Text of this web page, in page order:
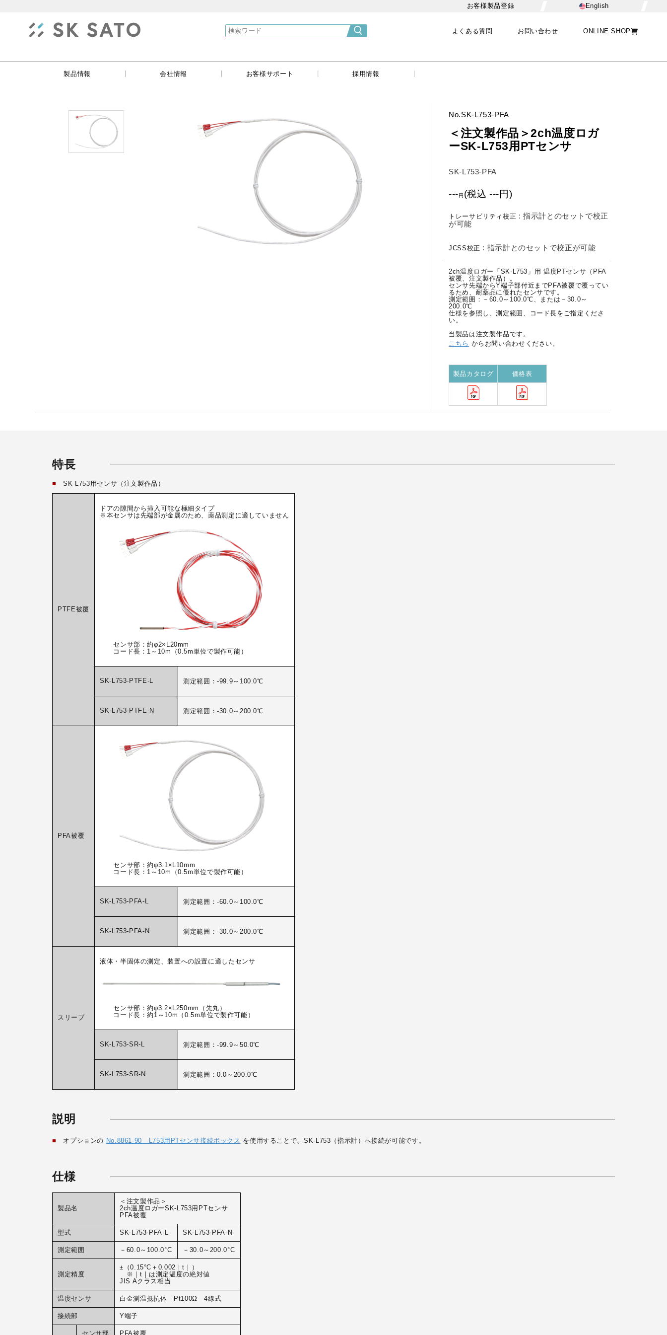
お客様製品登録 English
} よくある質問 お問い合わせ ONLINE SHOP
製品情報 会社情報 お客様サポート 採用情報
No.SK-L753-PFA
＜注文製作品＞2ch温度ロガ
ーSK-L753用PTセンサ
SK-L753-PFA
---円 (税込 ---円)
トレーサビリティ校正 :指示計とのセットで校正
が可能
JCSS校正 : 指示計とのセットで校正が可能
2ch温度ロガー「SK-L753」用 温度PTセンサ（PFA
被覆、注文製作品）。
センサ先端からY端子部付近までPFA被覆で覆ってい
るため、耐薬品に優れたセンサです。
測定範囲：－60.0～100.0℃、または－30.0～
200.0℃
仕様を参照し、測定範囲、コード長をご指定くださ
い。
当製品は注文製作品です。
こちら からお問い合わせください。
製品カタログ 価格表
特長
■ SK-L753用センサ（注文製作品）
PTFE被覆
ドアの隙間から挿入可能な極細タイプ
※本センサは先端部が金属のため、薬品測定に適していません
センサ部：約φ2×L20mm
コード長：1～10m（0.5m単位で製作可能）
SK-L753-PTFE-L 測定範囲：-99.9～100.0℃
SK-L753-PTFE-N 測定範囲：-30.0～200.0℃
PFA被覆
センサ部：約φ3.1×L10mm
コード長：1～10m（0.5m単位で製作可能）
SK-L753-PFA-L 測定範囲：-60.0～100.0℃
SK-L753-PFA-N 測定範囲：-30.0～200.0℃
スリーブ
液体・半固体の測定、装置への設置に適したセンサ
センサ部：約φ3.2×L250mm（先丸）
コード長：約1～10m（0.5m単位で製作可能）
SK-L753-SR-L 測定範囲：-99.9～50.0℃
SK-L753-SR-N 測定範囲：0.0～200.0℃
説明
■ オプションの No.8861-90 L753用PTセンサ接続ボックス を使用することで、SK-L753（指示計）へ接続が可能です。
仕様
製品名
＜注文製作品＞
2ch温度ロガーSK-L753用PTセンサ
PFA被覆
型式 SK-L753-PFA-L SK-L753-PFA-N
測定範囲 －60.0～100.0°C －30.0～200.0°C
測定精度
±（0.15°C＋0.002｜t｜）
※｜t｜は測定温度の絶対値
JIS Aクラス相当
温度センサ 白金測温抵抗体 Pt100Ω 4線式
接続部 Y端子